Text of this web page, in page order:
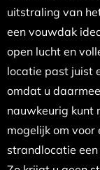
uitstraling van
een vouwdak
open lucht en
locatie past juist
omdat u
nauwkeurig kunt
mogelijk om voor
strandlocatie